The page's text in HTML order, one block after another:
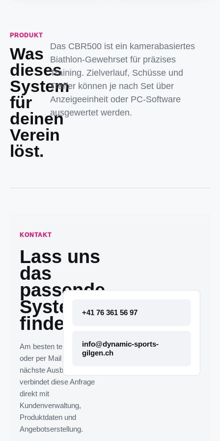
PRODUKT
Was
dieses
System
für
deinen
Verein
löst.
Das CBR500 ist ein kamerabasiertes
Biathlon-Gewehrset für präzises
Training. Zielverlauf, Schüsse und
Treffer können je nach Set über
Anzeigeeinheit oder PC-Software
ausgewertet werden.
KONTAKT
Lass uns
das
passende
System
finden.
Am besten telefonisch
oder per Mail melden. Die
nächste Ausbaustufe
verbindet diese Anfrage
direkt mit
Kundenverwaltung,
Produktdaten und
Angebotserstellung.
+41 76 361 56 97
info@dynamic-sports-
gilgen.ch